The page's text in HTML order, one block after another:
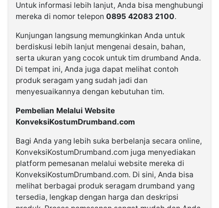
Untuk informasi lebih lanjut, Anda bisa menghubungi
mereka di nomor telepon 0895 42083 2100.
Kunjungan langsung memungkinkan Anda untuk
berdiskusi lebih lanjut mengenai desain, bahan,
serta ukuran yang cocok untuk tim drumband Anda.
Di tempat ini, Anda juga dapat melihat contoh
produk seragam yang sudah jadi dan
menyesuaikannya dengan kebutuhan tim.
Pembelian Melalui Website
KonveksiKostumDrumband.com
Bagi Anda yang lebih suka berbelanja secara online,
KonveksiKostumDrumband.com juga menyediakan
platform pemesanan melalui website mereka di
KonveksiKostumDrumband.com. Di sini, Anda bisa
melihat berbagai produk seragam drumband yang
tersedia, lengkap dengan harga dan deskripsi